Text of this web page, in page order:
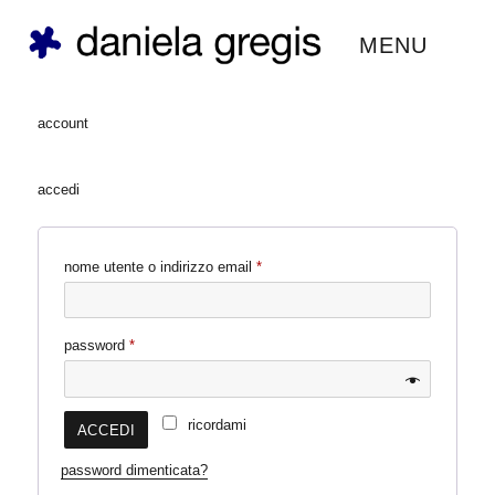
daniela gregis ®
MENU
account
accedi
nome utente o indirizzo email*richiesto
password*richiesto
ricordami
ACCEDI
password dimenticata?